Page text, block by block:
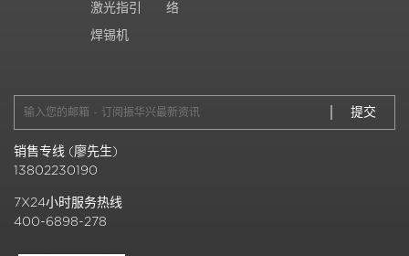
激光指引
焊锡机
络
销售专线 (廖先生)
13802230190
7X24小时服务热线
400-6898-278